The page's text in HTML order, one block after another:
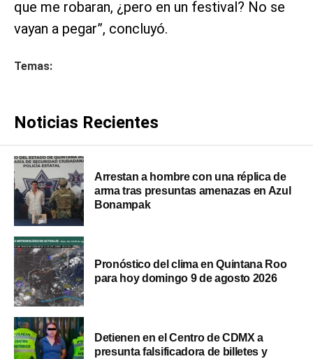
que me robaran, ¿pero en un festival? No se
vayan a pegar”, concluyó.
Temas:
Noticias Recientes
Arrestan a hombre con una réplica de
arma tras presuntas amenazas en Azul
Bonampak
Pronóstico del clima en Quintana Roo
para hoy domingo 9 de agosto 2026
Detienen en el Centro de CDMX a
presunta falsificadora de billetes y